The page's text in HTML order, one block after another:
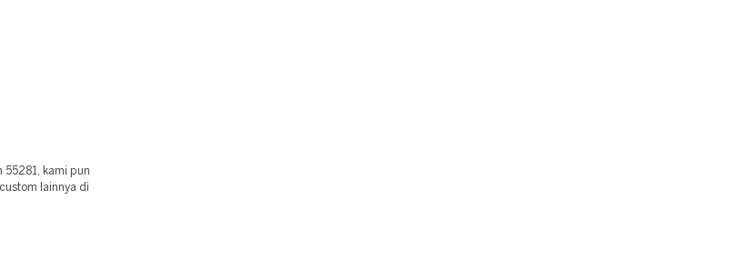
55281, kami pun
lainnya di